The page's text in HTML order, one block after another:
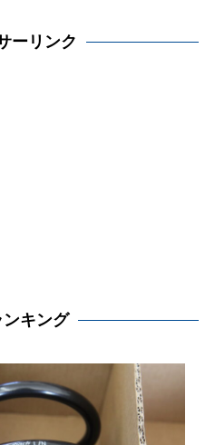
ーリンク
キング